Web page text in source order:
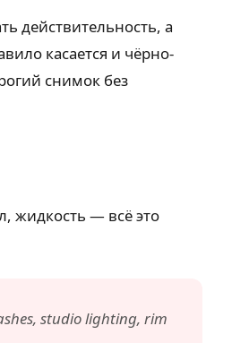
действительность, а
касается и чёрно-
снимок без
жидкость — всё это
studio lighting, rim